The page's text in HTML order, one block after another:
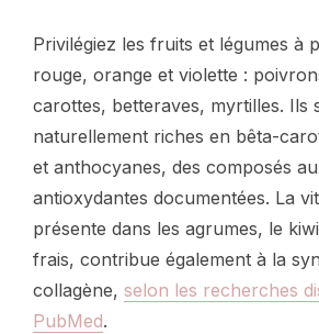
Privilégiez les fruits et légumes à
rouge, orange et violette :
carottes, betteraves, myrtilles. Ils
naturellement riches en bêta-
et anthocyanes, des composés
antioxydantes documentées. La
présente dans les agrumes, le
frais, contribue également à la
collagène, selon les recherches
PubMed.